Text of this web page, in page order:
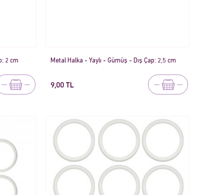
2 cm Metal Halka - Yaylı - Gümüş - Dış Çap: 2,5 cm
9,00 TL